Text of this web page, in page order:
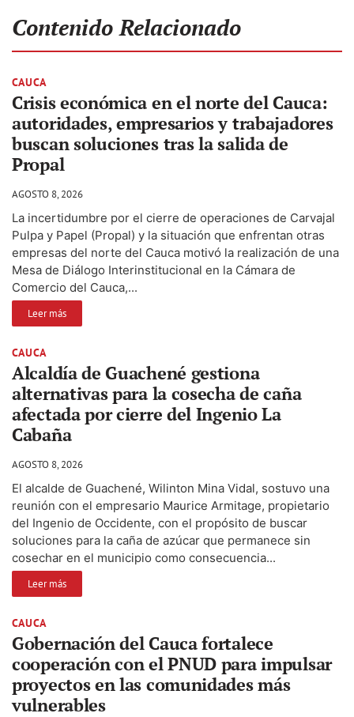
Contenido Relacionado
CAUCA
Crisis económica en el norte del Cauca:
autoridades, empresarios y trabajadores
buscan soluciones tras la salida de
Propal
AGOSTO 8, 2026
La incertidumbre por el cierre de operaciones de Carvajal
Pulpa y Papel (Propal) y la situación que enfrentan otras
empresas del norte del Cauca motivó la realización de una
Mesa de Diálogo Interinstitucional en la Cámara de
Comercio del Cauca,...
Leer más
CAUCA
Alcaldía de Guachené gestiona
alternativas para la cosecha de caña
afectada por cierre del Ingenio La
Cabaña
AGOSTO 8, 2026
El alcalde de Guachené, Wilinton Mina Vidal, sostuvo una
reunión con el empresario Maurice Armitage, propietario
del Ingenio de Occidente, con el propósito de buscar
soluciones para la caña de azúcar que permanece sin
cosechar en el municipio como consecuencia...
Leer más
CAUCA
Gobernación del Cauca fortalece
cooperación con el PNUD para impulsar
proyectos en las comunidades más
vulnerables